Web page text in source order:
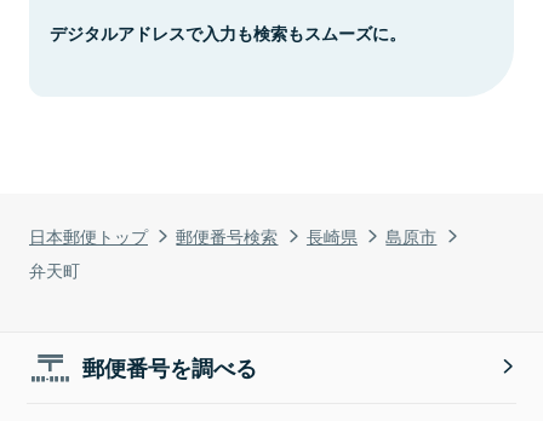
日本郵便トップ 郵便番号検索 長崎県
島原市
弁天町
デジタルアドレスで入力も検索もスムーズに。
郵便番号を調べる